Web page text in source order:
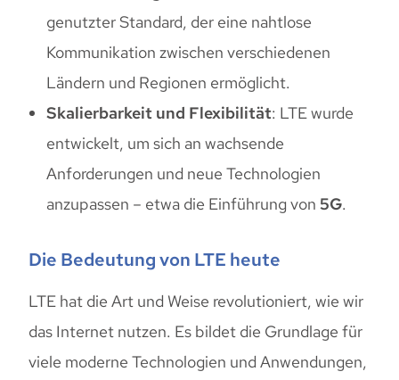
genutzter Standard, der eine nahtlose
Kommunikation zwischen verschiedenen
Ländern und Regionen ermöglicht.
Skalierbarkeit und Flexibilität: LTE wurde
entwickelt, um sich an wachsende
Anforderungen und neue Technologien
anzupassen – etwa die Einführung von5G.
Die Bedeutung von LTE heute
LTE hat die Art und Weise revolutioniert, wie wir
das Internet nutzen. Es bildet die Grundlage für
viele moderne Technologien und Anwendungen,